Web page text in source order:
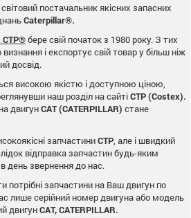
постачальник якісних запасних
Caterpillar®.
бере свій початок з 1980 року. З тих
і експортує свій товар у більш ніж
досвід.
високою якістю і доступною ціною,
наш розділ на сайтіCTP (Costex).
двигунCAT (CATERPILLAR) стане
запчастиниCTP , але і швидкий
відправка запчастин будь-яким
день звернення до нас.
потрібні запчастини на Ваш двигун по
лише серійний номер двигуна або модель
двигунCAT, CATERPILLAR.